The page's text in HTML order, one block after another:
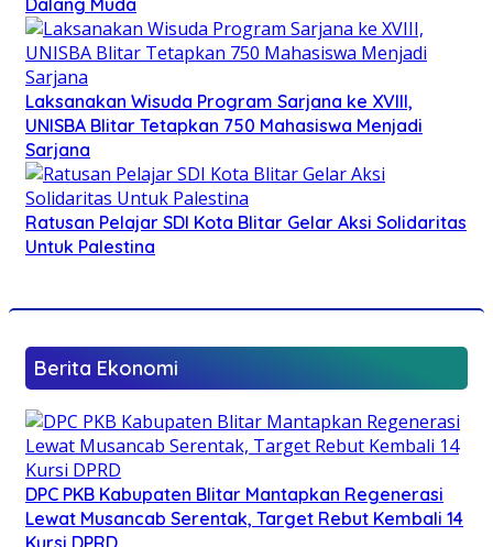
Laksanakan Wisuda Program Sarjana ke XVIII,
UNISBA Blitar Tetapkan 750 Mahasiswa Menjadi
Sarjana
Ratusan Pelajar SDI Kota Blitar Gelar Aksi Solidaritas
Untuk Palestina
Berita Ekonomi
DPC PKB Kabupaten Blitar Mantapkan Regenerasi
Lewat Musancab Serentak, Target Rebut Kembali 14
Kursi DPRD